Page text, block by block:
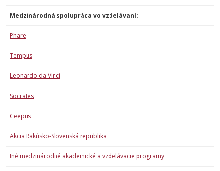
Medzinárodná spolupráca vo vzdelávaní:
Phare
Tempus
Leonardo da Vinci
Socrates
Ceepus
Akcia Rakúsko-Slovenská republika
Iné medzinárodné akademické a vzdelávacie programy